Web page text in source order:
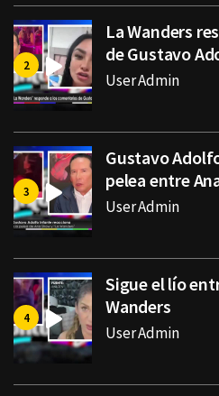
La Wanders
de Gustavo
User Admin
Gustavo
pelea entre
User Admin
Sigue el lío
Wanders
User Admin